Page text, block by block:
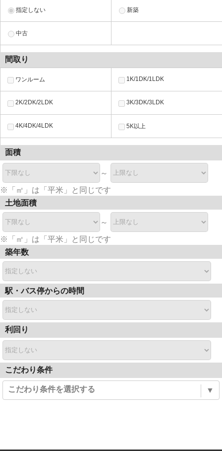
指定しない 新築
中古
間取り
ワンルーム 1K/1DK/1LDK
2K/2DK/2LDK 3K/3DK/3LDK
4K/4DK/4LDK 5K以上
面積
～
※「㎡」は「平米」と同じです
土地面積
～
※「㎡」は「平米」と同じです
築年数
駅・バス停からの時間
利回り
こだわり条件
こだわり条件を選択する ▼